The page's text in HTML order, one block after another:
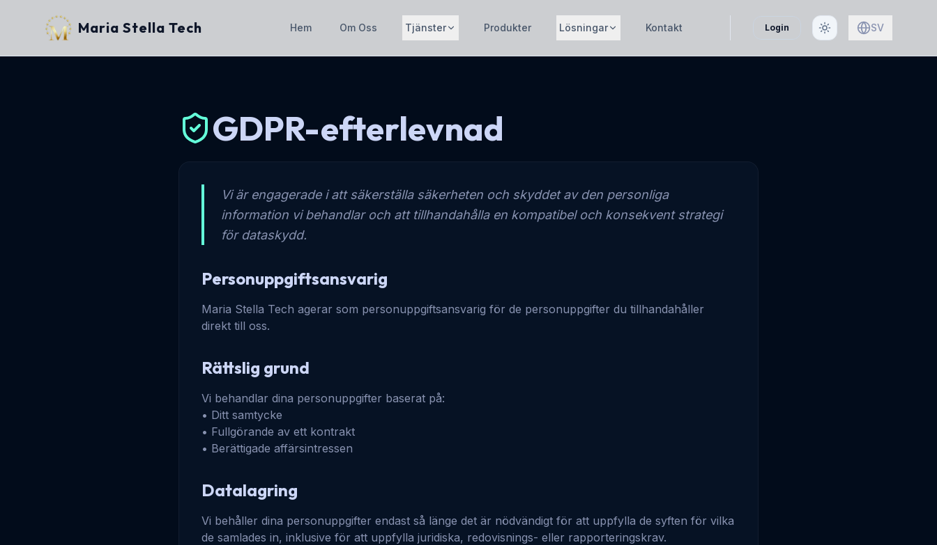
Maria Stella Tech Hem Om Oss Tjänster Produkter Lösningar Kontakt Login SV
GDPR-efterlevnad
Vi är engagerade i att säkerställa säkerheten och skyddet av den personliga
information vi behandlar och att tillhandahålla en kompatibel och konsekvent strategi
för dataskydd.
Personuppgiftsansvarig
Maria Stella Tech agerar som personuppgiftsansvarig för de personuppgifter du tillhandahåller
direkt till oss.
Rättslig grund
Vi behandlar dina personuppgifter baserat på:
• Ditt samtycke
• Fullgörande av ett kontrakt
• Berättigade affärsintressen
Datalagring
Vi behåller dina personuppgifter endast så länge det är nödvändigt för att uppfylla de syften för vilka
de samlades in, inklusive för att uppfylla juridiska, redovisnings- eller rapporteringskrav.